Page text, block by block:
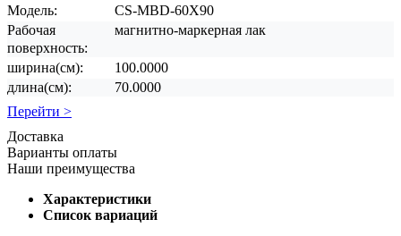
Модель:
CS-MBD-60X90
Рабочая
поверхность:
магнитно-маркерная лак
ширина(см):
100.0000
длина(см):
70.0000
Перейти >
Доставка
Варианты оплаты
Наши преимущества
Характеристики
Список вариаций